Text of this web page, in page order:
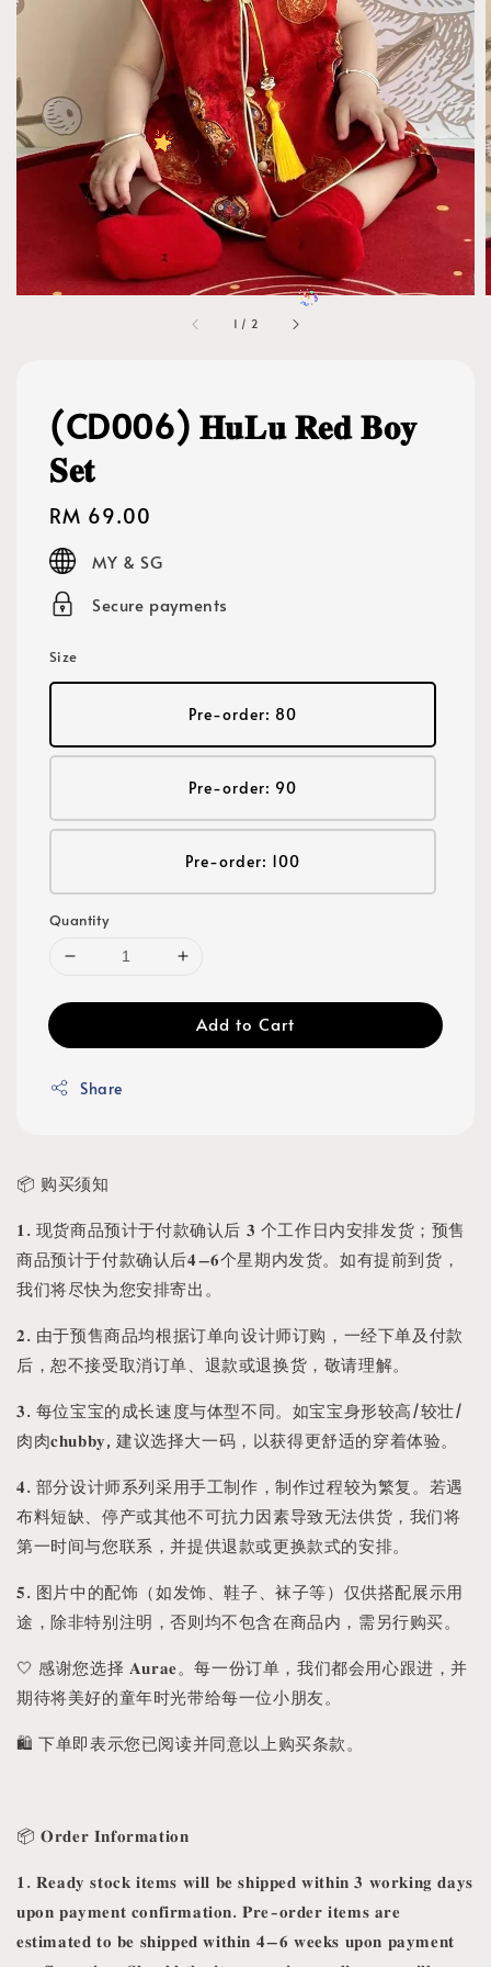
1 / 2
(CD006) 𝐇𝐮𝐋𝐮 𝐑𝐞𝐝 𝐁𝐨𝐲
𝐒𝐞𝐭
Regular
price
RM 69.00
MY & SG
Secure payments
Size
Pre-order: 80
Pre-order: 90
Pre-order: 100
Quantity
Add to Cart
Share
📦 购买须知
𝟏. 现货商品预计于付款确认后 𝟑 个工作日内安排发货；预售
商品预计于付款确认后𝟒–𝟔个星期内发货。如有提前到货，
我们将尽快为您安排寄出。
𝟐. 由于预售商品均根据订单向设计师订购，一经下单及付款
后，恕不接受取消订单、退款或退换货，敬请理解。
𝟑. 每位宝宝的成长速度与体型不同。如宝宝身形较高/较壮/
肉肉𝐜𝐡𝐮𝐛𝐛𝐲, 建议选择大一码，以获得更舒适的穿着体验。
𝟒. 部分设计师系列采用手工制作，制作过程较为繁复。若遇
布料短缺、停产或其他不可抗力因素导致无法供货，我们将
第一时间与您联系，并提供退款或更换款式的安排。
𝟓. 图片中的配饰（如发饰、鞋子、袜子等）仅供搭配展示用
途，除非特别注明，否则均不包含在商品内，需另行购买。
🤍 感谢您选择 𝐀𝐮𝐫𝐚𝐞。每一份订单，我们都会用心跟进，并
期待将美好的童年时光带给每一位小朋友。
🛍️ 下单即表示您已阅读并同意以上购买条款。
📦 𝐎𝐫𝐝𝐞𝐫 𝐈𝐧𝐟𝐨𝐫𝐦𝐚𝐭𝐢𝐨𝐧
𝟏. 𝐑𝐞𝐚𝐝𝐲 𝐬𝐭𝐨𝐜𝐤 𝐢𝐭𝐞𝐦𝐬 𝐰𝐢𝐥𝐥 𝐛𝐞 𝐬𝐡𝐢𝐩𝐩𝐞𝐝 𝐰𝐢𝐭𝐡𝐢𝐧 𝟑 𝐰𝐨𝐫𝐤𝐢𝐧𝐠 𝐝𝐚𝐲𝐬
𝐮𝐩𝐨𝐧 𝐩𝐚𝐲𝐦𝐞𝐧𝐭 𝐜𝐨𝐧𝐟𝐢𝐫𝐦𝐚𝐭𝐢𝐨𝐧. 𝐏𝐫𝐞-𝐨𝐫𝐝𝐞𝐫 𝐢𝐭𝐞𝐦𝐬 𝐚𝐫𝐞
𝐞𝐬𝐭𝐢𝐦𝐚𝐭𝐞𝐝 𝐭𝐨 𝐛𝐞 𝐬𝐡𝐢𝐩𝐩𝐞𝐝 𝐰𝐢𝐭𝐡𝐢𝐧 𝟒–𝟔 𝐰𝐞𝐞𝐤𝐬 𝐮𝐩𝐨𝐧 𝐩𝐚𝐲𝐦𝐞𝐧𝐭